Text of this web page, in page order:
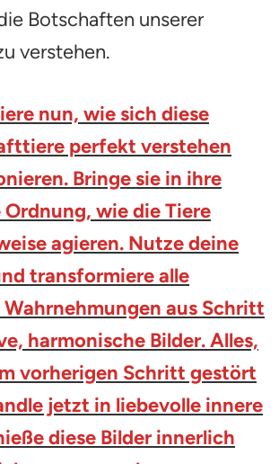
Botschaften unserer
verstehen.
nun, wie sich diese
perfekt verstehen
Bringe sie in ihre
wie die Tiere
agieren. Nutze deine
transformiere alle
aus Schritt
harmonische Bilder. Alles,
vorherigen Schritt gestört
jetzt in liebevolle innere
diese Bilder innerlich